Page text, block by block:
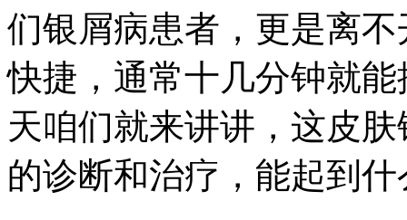
们银屑病患者，更是离
快捷，通常十几分钟就
天咱们就来讲讲，这皮
的诊断和治疗，能起到